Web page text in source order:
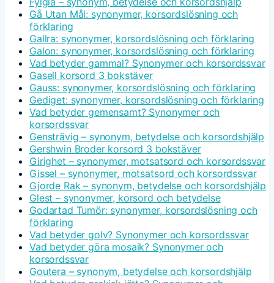
Gå Utan Mål: synonymer, korsordslösning och
förklaring
Gallra: synonymer, korsordslösning och förklaring
Galon: synonymer, korsordslösning och förklaring
Vad betyder gammal? Synonymer och korsordssvar
Gasell korsord 3 bokstäver
Gauss: synonymer, korsordslösning och förklaring
Gediget: synonymer, korsordslösning och förklaring
Vad betyder gemensamt? Synonymer och
korsordssvar
Gensträvig – synonym, betydelse och korsordshjälp
Gershwin Broder korsord 3 bokstäver
Girighet – synonymer, motsatsord och korsordssvar
Gissel – synonymer, motsatsord och korsordssvar
Gjorde Rak – synonym, betydelse och korsordshjälp
Glest – synonymer, korsord och betydelse
Godartad Tumör: synonymer, korsordslösning och
förklaring
Vad betyder golv? Synonymer och korsordssvar
Vad betyder göra mosaik? Synonymer och
korsordssvar
Goutera – synonym, betydelse och korsordshjälp